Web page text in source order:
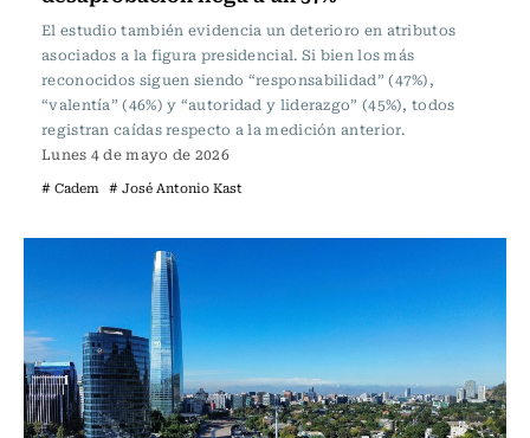
El estudio también evidencia un deterioro en atributos
asociados a la figura presidencial. Si bien los más
reconocidos siguen siendo “responsabilidad” (47%),
“valentía” (46%) y “autoridad y liderazgo” (45%), todos
registran caídas respecto a la medición anterior.
Lunes 4 de mayo de 2026
# Cadem # José Antonio Kast